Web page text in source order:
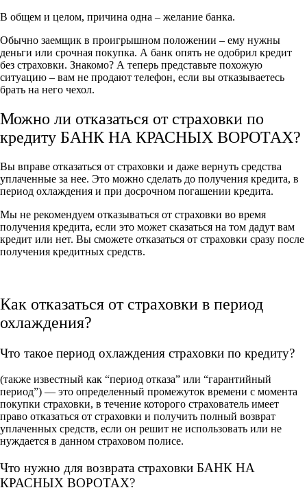
В общем и целом, причина одна – желание банка.
Обычно заемщик в проигрышном положении – ему нужны
деньги или срочная покупка. А банк опять не одобрил кредит
без страховки. Знакомо? А теперь представьте похожую
ситуацию – вам не продают телефон, если вы отказываетесь
брать на него чехол.
Можно ли отказаться от страховки по
кредиту БАНК НА КРАСНЫХ ВОРОТАХ?
Вы вправе отказаться от страховки и даже вернуть средства
уплаченные за нее. Это можно сделать до получения кредита, в
период охлаждения и при досрочном погашении кредита.
Мы не рекомендуем отказываться от страховки во время
получения кредита, если это может сказаться на том дадут вам
кредит или нет. Вы сможете отказаться от страховки сразу после
получения кредитных средств.
Как отказаться от страховки в период
охлаждения?
Что такое период охлаждения страховки по кредиту?
(также известный как “период отказа” или “гарантийный
период”) — это определенный промежуток времени с момента
покупки страховки, в течение которого страхователь имеет
право отказаться от страховки и получить полный возврат
уплаченных средств, если он решит не использовать или не
нуждается в данном страховом полисе.
Что нужно для возврата страховки БАНК НА
КРАСНЫХ ВОРОТАХ?